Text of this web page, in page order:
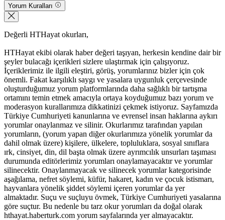
Yorum Kuralları
Değerli HTHayat okurları,
HTHayat ekibi olarak haber değeri taşıyan, herkesin kendine dair bir
şeyler bulacağı içerikleri sizlere ulaştırmak için çalışıyoruz.
İçeriklerimiz ile ilgili eleştiri, görüş, yorumlarınız bizler için çok
önemli. Fakat karşılıklı saygı ve yasalara uygunluk çerçevesinde
oluşturduğumuz yorum platformlarında daha sağlıklı bir tartışma
ortamını temin etmek amacıyla ortaya koyduğumuz bazı yorum ve
moderasyon kurallarımıza dikkatinizi çekmek istiyoruz. Sayfamızda
Türkiye Cumhuriyeti kanunlarına ve evrensel insan haklarına aykırı
yorumlar onaylanmaz ve silinir. Okurlarımız tarafından yapılan
yorumların, (yorum yapan diğer okurlarımıza yönelik yorumlar da
dahil olmak üzere) kişilere, ülkelere, topluluklara, sosyal sınıflara
ırk, cinsiyet, din, dil başta olmak üzere ayrımcılık unsurları taşıması
durumunda editörlerimiz yorumları onaylamayacaktır ve yorumlar
silinecektir. Onaylanmayacak ve silinecek yorumlar kategorisinde
aşağılama, nefret söylemi, küfür, hakaret, kadın ve çocuk istismarı,
hayvanlara yönelik şiddet söylemi içeren yorumlar da yer
almaktadır. Suçu ve suçluyu övmek, Türkiye Cumhuriyeti yasalarına
göre suçtur. Bu nedenle bu tarz okur yorumları da doğal olarak
hthayat.haberturk.com yorum sayfalarında yer almayacaktır.